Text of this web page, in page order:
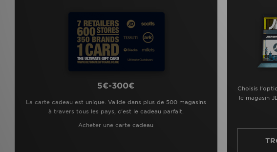
5€-300€
La carte cadeau est unique. Valide dans plus de 500 magasins
à travers tous les pays, c'est le cadeau parfait.
Acheter une carte cadeau
Choisis
le magasin